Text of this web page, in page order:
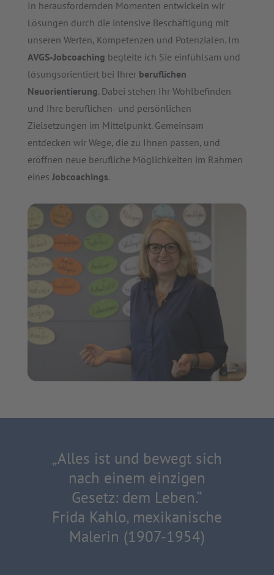
In herausfordernden Momenten entwickeln wir
Lösungen durch die intensive Beschäftigung mit
unseren Werten, Kompetenzen und Potenzialen. Im
AVGS-Jobcoaching begleite ich Sie einfühlsam und
lösungsorientiert bei Ihrer beruflichen
Neuorientierung. Dabei stehen Ihr Wohlbefinden
und Ihre beruflichen- und persönlichen
Zielsetzungen im Mittelpunkt. Gemeinsam
entdecken wir Wege, die zu Ihnen passen, und
eröffnen neue berufliche Möglichkeiten im Rahmen
eines Jobcoachings.
„Alles ist und bewegt sich
nach einem einzigen
Gesetz: dem Leben.“
Frida Kahlo, mexikanische
Malerin (1907-1954)